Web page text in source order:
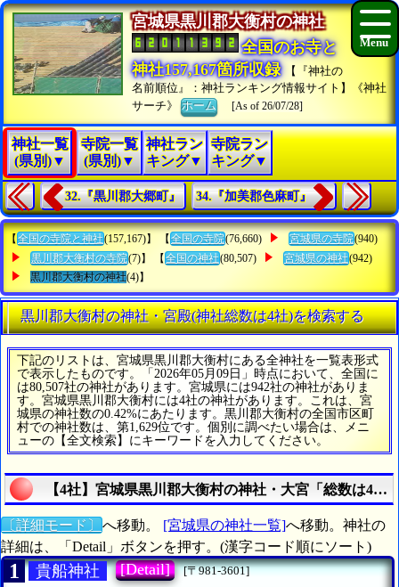
宮城県黒川郡大衡村の神社
全国のお寺と
神社157,167箇所収録
【『神社の
名前順位』：神社ランキング情報サイト】《神社
サーチ》ホーム [As of 26/07/28]
神社一覧
(県別)▼
寺院一覧
(県別)▼
神社ラン
キング▼
寺院ラン
キング▼
32.『黒川郡大郷町』 34.『加美郡色麻町』
【 全国の寺院と神社(157,167)】 【 全国の寺院(76,660) 宮城県の寺院(940)
黒川郡大衡村の寺院(7)】 【 全国の神社(80,507) 宮城県の神社(942)
黒川郡大衡村の神社(4)】
黒川郡大衡村の神社・宮殿(神社総数は4社)を検索する
下記のリストは、宮城県黒川郡大衡村にある全神社を一覧表形式
で表示したものです。「2026年05月09日」時点において、全国に
は80,507社の神社があります。宮城県には942社の神社がありま
す。宮城県黒川郡大衡村には4社の神社があります。これは、宮
城県の神社数の0.42%にあたります。黒川郡大衡村の全国市区町
村での神社数は、第1,629位です。個別に調べたい場合は、メニ
ューの【全文検索】にキーワードを入力してください。
【4社】宮城県黒川郡大衡村の神社・大宮「総数は4社
〔詳細モード〕 へ移動。 [宮城県の神社一覧]へ移動。神社の
詳細は、「Detail」ボタンを押す。(漢字コード順にソート)
1 貴船神社 [Detail]
[〒981-3601]